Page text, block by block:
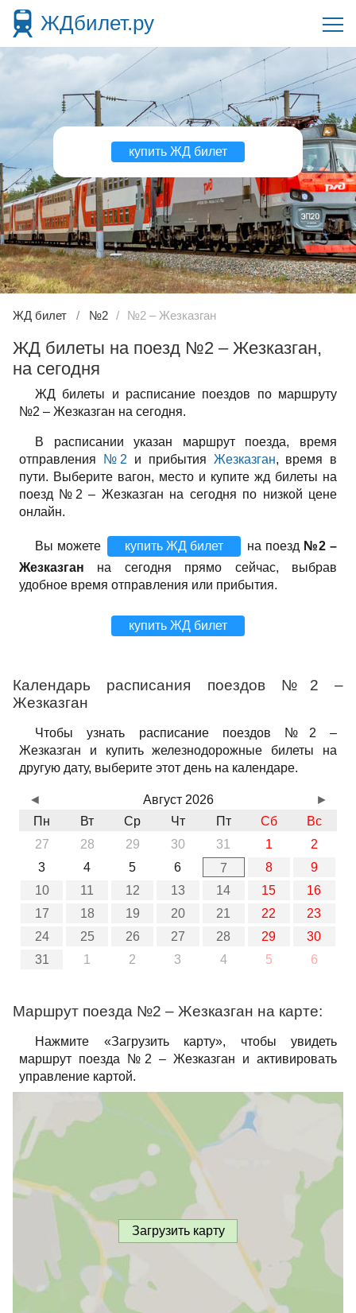
ЖДбилет.ру
купить ЖД билет
ЖД билет №2 №2 – Жезказган
ЖД билеты на поезд №2 – Жезказган,
на сегодня
ЖД билеты и расписание поездов по маршруту
№2 – Жезказган на сегодня.
В расписании указан маршрут поезда, время
отправления
№2 и прибытия Жезказган, время в
пути. Выберите вагон, место и купите жд билеты на
поезд №2 – Жезказган на сегодня по низкой цене
онлайн.
Вы можете купить ЖД билет на поезд №2 –
Жезказган на сегодня прямо сейчас, выбрав
удобное время отправления или прибытия.
купить ЖД билет
Календарь расписания поездов №2 –
Жезказган
Чтобы узнать расписание поездов №2 –
Жезказган и купить железнодорожные билеты на
другую дату, выберите этот день на календаре.
Август 2026
Пн
Вт Ср Чт Пт Сб
Вс
27
28 29 30 31 1
2
3
4 5 6 7 8
9
10
11 12 13 14 15
16
17
18 19 20 21 22
23
24
25 26 27 28 29
30
31
1 2 3 4 5 6
◄ ►
Маршрут поезда №2 – Жезказган на карте:
Нажмите «Загрузить карту», чтобы увидеть
маршрут поезда №2 – Жезказган и активировать
управление картой.
Загрузить карту